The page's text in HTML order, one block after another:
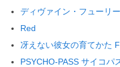
ディヴァイン・フューリ
Red
冴えない彼女の育てかた
PSYCHO-PASS サイコパ